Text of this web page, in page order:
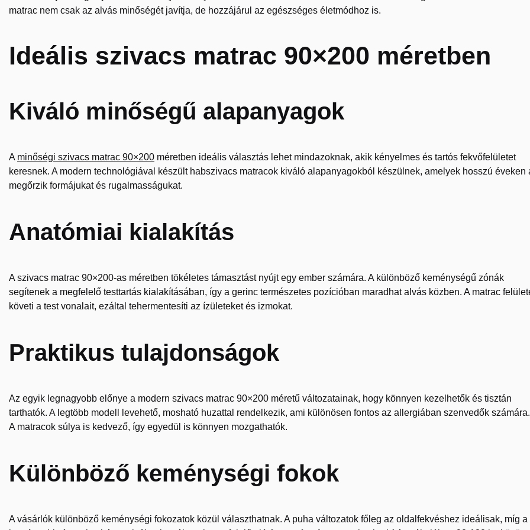
matrac nem csak az alvás minőségét javítja, de hozzájárul az egészséges életmódhoz is.
Ideális szivacs matrac 90×200 méretben
Kiváló minőségű alapanyagok
A minőségi szivacs matrac 90×200 méretben ideális választás lehet mindazoknak, akik kényelmes és tartós fekvőfelületet
keresnek. A modern technológiával készült habszivacs matracok kiváló alapanyagokból készülnek, amelyek hosszú éveken
megőrzik formájukat és rugalmasságukat.
Anatómiai kialakítás
A szivacs matrac 90×200-as méretben tökéletes támasztást nyújt egy ember számára. A különböző keménységű zónák
segítenek a megfelelő testtartás kialakításában, így a gerinc természetes pozícióban maradhat alvás közben. A matrac
követi a test vonalait, ezáltal tehermentesíti az ízületeket és izmokat.
Praktikus tulajdonságok
Az egyik legnagyobb előnye a modern szivacs matrac 90×200 méretű változatainak, hogy könnyen kezelhetők és tisztán
tarthatók. A legtöbb modell levehető, mosható huzattal rendelkezik, ami különösen fontos az allergiában szenvedők számára.
A matracok súlya is kedvező, így egyedül is könnyen mozgathatók.
Különböző keménységi fokok
A vásárlók különböző keménységi fokozatok közül választhatnak. A puha változatok főleg az oldalfekvéshez ideálisak, míg a